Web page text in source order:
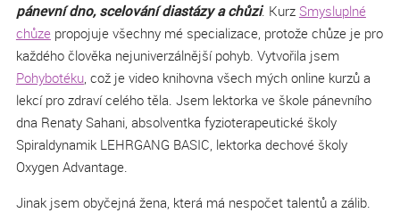
pánevní dno, scelování diastázy a chůzi. Kurz Smysluplné
chůzepropojuje všechny mé specializace, protože chůze je pro
každého člověka nejuniverzálnější pohyb. Vytvořila jsem
Pohybotéku, což je video knihovna všech mých online kurzů a
lekcí pro zdraví celého těla. Jsem lektorka ve škole pánevního
dna Renaty Sahani, absolventka fyzioterapeutické školy
Spiraldynamik LEHRGANG BASIC, lektorka dechové školy
Oxygen Advantage.
Jinak jsem obyčejná žena, která má nespočet talentů a zálib.